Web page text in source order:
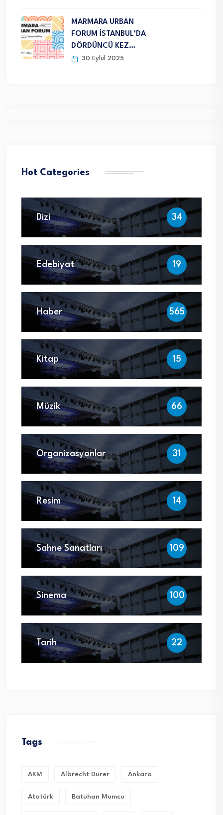
MARMARA URBAN
FORUM İSTANBUL’DA
DÖRDÜNCÜ KEZ…
30 Eylül 2025
Hot Categories
Dizi 34
Edebiyat 19
Haber 565
Kitap 15
Müzik 66
Organizasyonlar 31
Resim 14
Sahne Sanatları 109
Sinema 100
Tarih 22
Tags
AKM Albrecht Dürer Ankara
Atatürk Batuhan Mumcu